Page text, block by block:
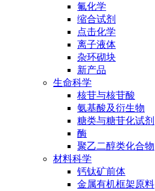
氟化学
缩合试剂
点击化学
离子液体
杂环砌块
新产品
生命科学
核苷与核苷酸
氨基酸及衍生物
糖类与糖苷化试剂
酶
聚乙二醇类化合物
材料科学
钙钛矿前体
金属有机框架原料